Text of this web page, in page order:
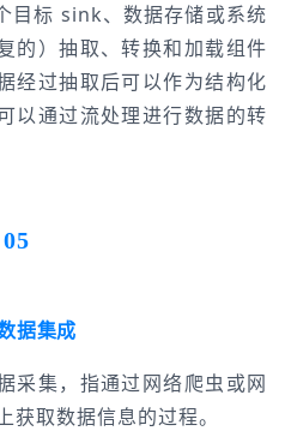
目标 sink、数据存储或系统
的）抽取、转换和加载组件
经过抽取后可以作为结构化
以通过流处理进行数据的转
05
据集成
采集，指通过网络爬虫或网
取数据信息的过程。